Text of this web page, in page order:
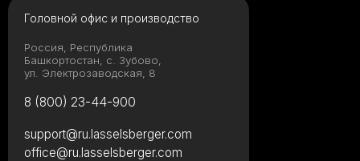
Головной офис и производство
Россия, Республика
Башкортостан, с. Зубово,
ул. Электрозаводская, 8
8 (800) 23-44-900
support@ru.lasselsberger.com
office@ru.lasselsberger.com